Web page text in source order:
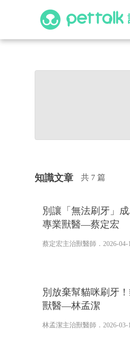
知識文章 共 7 篇
別讓「無法刷牙」
專業獸醫—蔡定宏
蔡定宏主治獸醫師 ．2026-04-
別放棄幫貓咪刷牙
獸醫—林孟潔
林孟潔主治獸醫師 ．2026-03-